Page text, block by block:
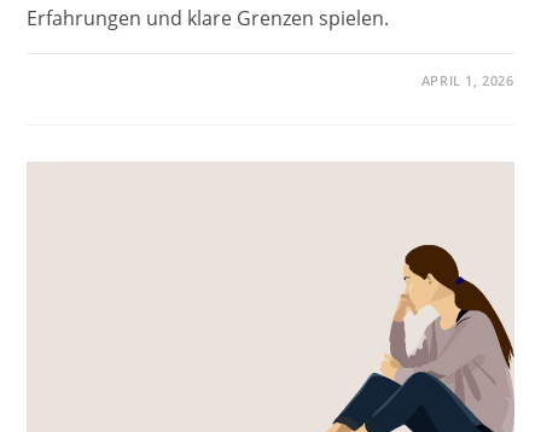
Erfahrungen und klare Grenzen spielen.
APRIL 1, 2026